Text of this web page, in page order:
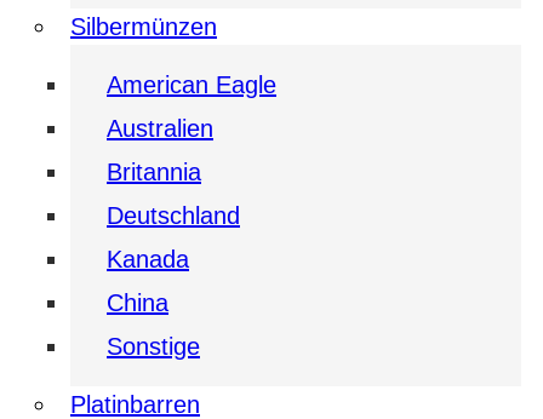
Silbermünzen
American Eagle
Australien
Britannia
Deutschland
Kanada
China
Sonstige
Platinbarren